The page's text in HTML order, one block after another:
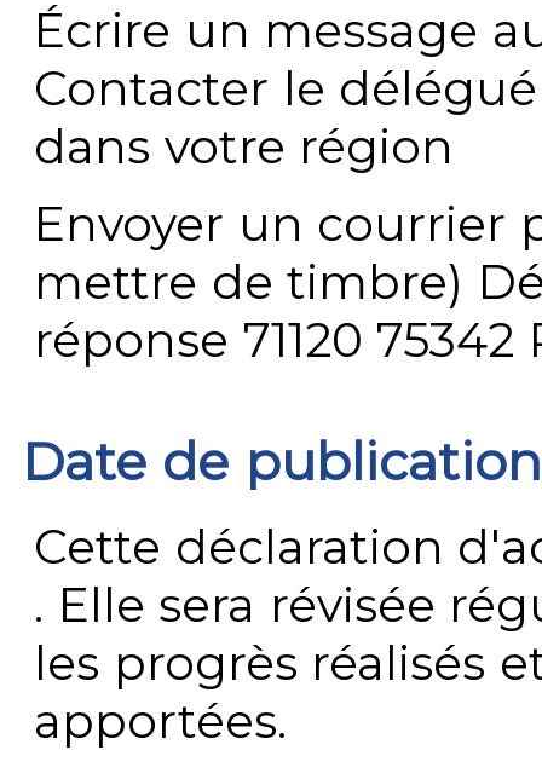
Écrire un message
Contacter le
dans votre région
Envoyer un courrier
mettre de timbre)
réponse 71120 75342
Date de publication
Cette déclaration
. Elle sera révisée
les progrès réalisés
apportées.